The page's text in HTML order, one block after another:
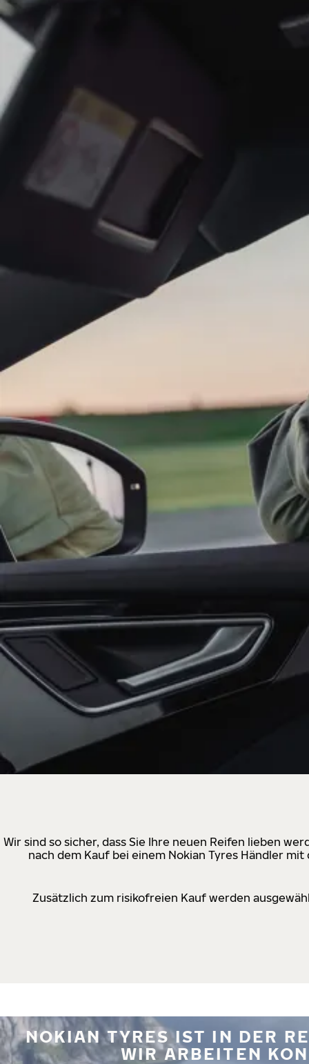
Wir sind so sicher, dass Sie Ihre neuen Reifen lieben
nach dem Kauf bei einem Nokian Tyres Händler
Zusätzlich zum risikofreien Kauf werden
NOKIAN TYRES IST IN DER
WIR ARBEITEN